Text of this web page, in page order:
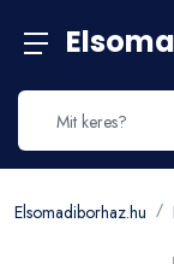
Elsomadiborhaz.hu